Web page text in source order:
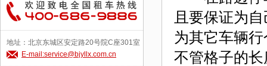
且要保证为
为其它车辆
不管格子的
地址：北京东城区安定路20号院C座301室
E-mail:service@bjyllx.com.cn